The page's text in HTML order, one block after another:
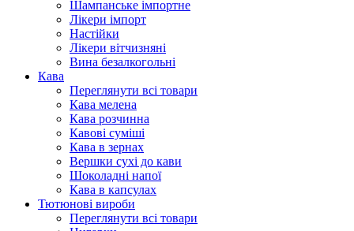
Шампанське імпортне
Лікери імпорт
Настійки
Лікери вітчизняні
Вина безалкогольні
Кава
Переглянути всі товари
Кава мелена
Кава розчинна
Кавові суміші
Кава в зернах
Вершки сухі до кави
Шоколадні напої
Кава в капсулах
Тютюнові вироби
Переглянути всі товари